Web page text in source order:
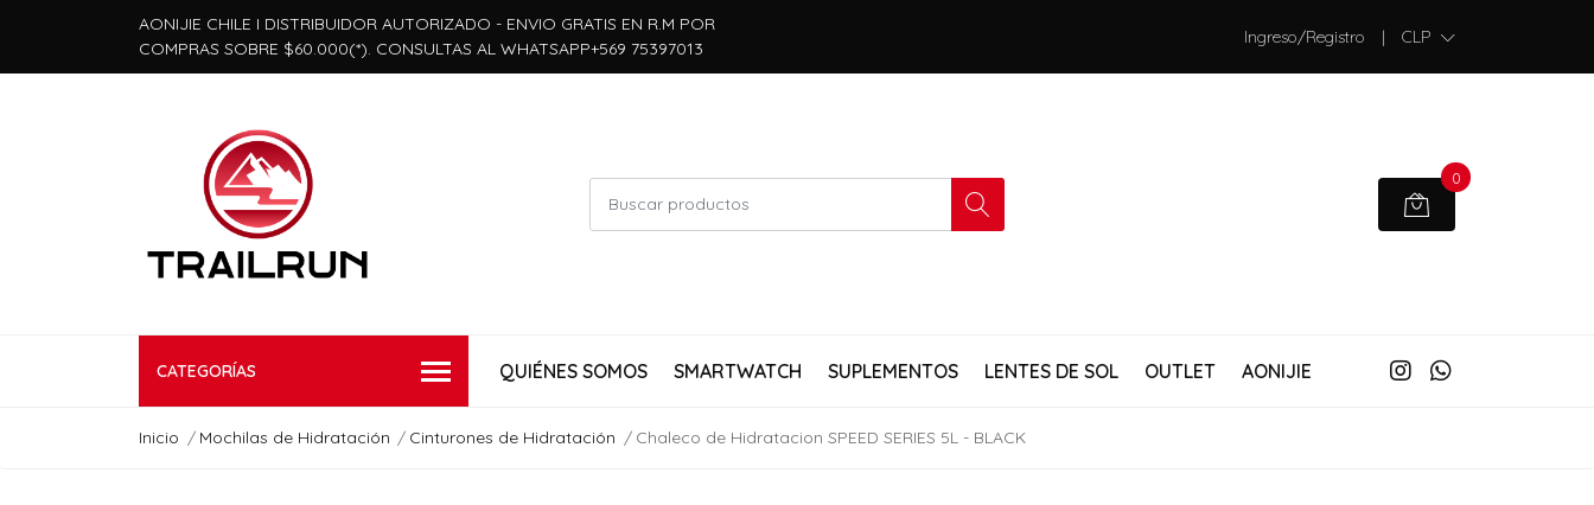
AONIJIE CHILE I DISTRIBUIDOR AUTORIZADO - ENVIO GRATIS EN R.M POR
COMPRAS SOBRE $60.000(*). CONSULTAS AL WHATSAPP+569 75397013
Ingreso/Registro | CLP
0
CATEGORÍAS QUIÉNES SOMOS SMARTWATCH SUPLEMENTOS LENTES DE SOL OUTLET AONIJIE
Inicio Mochilas de Hidratación Cinturones de Hidratación Chaleco de Hidratacion SPEED SERIES 5L - BLACK